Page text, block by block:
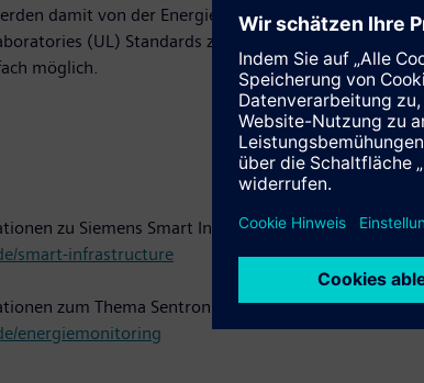
damit von der Energieeinspeisung bis zu
(UL) Standards zertifiziert und können
möglich.
zu Siemens Smart Infrastructure finden Sie
smart-infrastructure
zum Thema Sentron Energiemonitoring unter
energiemonitoring